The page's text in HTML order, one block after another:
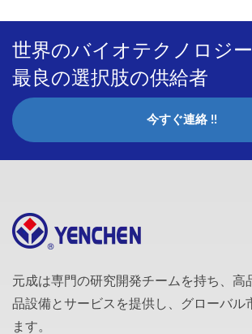
世界のバイオテクノロジ
最良の選択肢の供給者
今すぐ連絡 !!
元成は専門の研究開発チームを持ち、高
品設備とサービスを提供し、グローバル
ます。